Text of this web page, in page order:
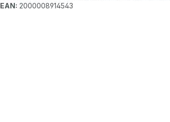
EAN: 2000008914543